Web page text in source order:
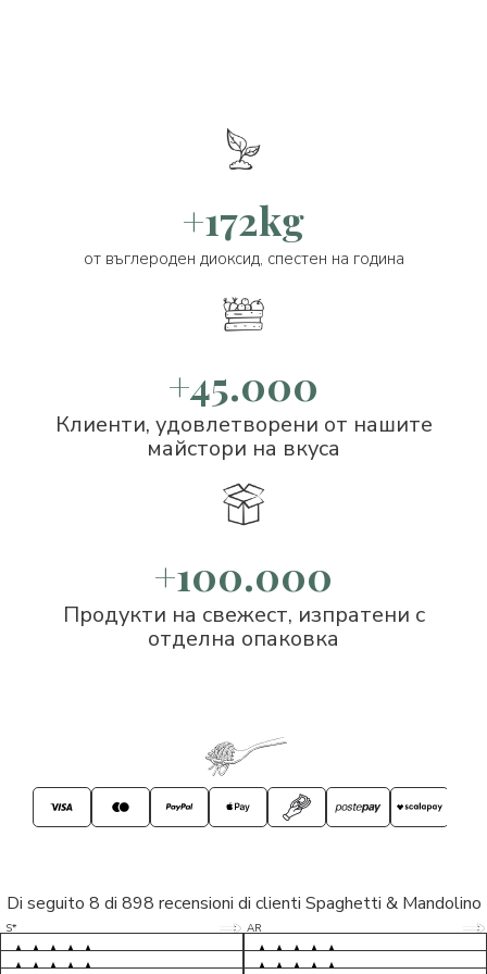
+172kg
от въглероден диоксид, спестен на година
+45.000
Клиенти, удовлетворени от нашите
майстори на вкуса
+100.000
Продукти на свежест, изпратени с
отделна опаковка
Di seguito 8 di 898 recensioni di clienti Spaghetti & Mandolino
S* 5/5
LP 5/5
M* 5/5
AR 5/5
D* 5/5
S* 5/5